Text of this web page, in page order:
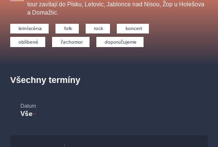
Ostatní
tour zavítají do Písku, Letovic, Jablonce nad Nisou, Žop u Holešova
a Domažlic.
letníscéna folk rock koncert
oblíbené čechomor doporučujeme
Všechny termíny
Datum
Vše
muzikálypraha
národnídivadlo